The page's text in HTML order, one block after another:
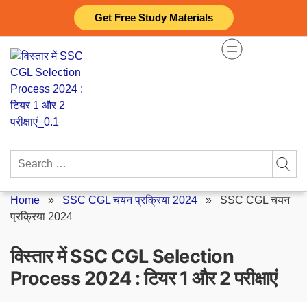
Get Free Study Materials
content
Search
Home » SSC CGL चयन प्रक्रिया 2024 » SSC CGL चयन
प्रक्रिया 2024
विस्तार में SSC CGL Selection
Process 2024 : टियर 1 और 2 परीक्षाएं